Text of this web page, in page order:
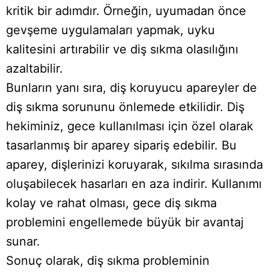
kritik bir adımdır. Örneğin, uyumadan önce
gevşeme uygulamaları yapmak, uyku
kalitesini artırabilir ve diş sıkma olasılığını
azaltabilir.
Bunların yanı sıra, diş koruyucu apareyler de
diş sıkma sorununu önlemede etkilidir. Diş
hekiminiz, gece kullanılması için özel olarak
tasarlanmış bir aparey sipariş edebilir. Bu
aparey, dişlerinizi koruyarak, sıkılma sırasında
oluşabilecek hasarları en aza indirir. Kullanımı
kolay ve rahat olması, gece diş sıkma
problemini engellemede büyük bir avantaj
sunar.
Sonuç olarak, diş sıkma probleminin